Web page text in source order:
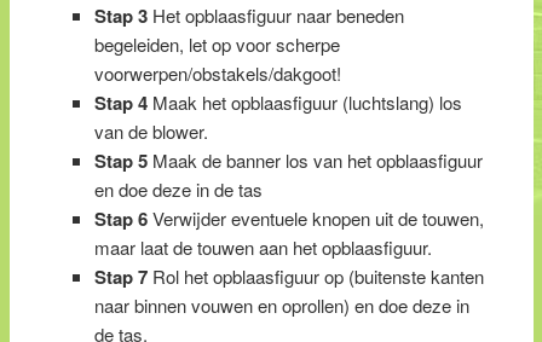
Stap 3Het opblaasfiguur naar beneden
begeleiden, let op voor scherpe
voorwerpen/obstakels/dakgoot!
Stap 4Maak het opblaasfiguur (luchtslang) los
van de blower.
Stap 5Maak de banner los van het opblaasfiguur
en doe deze in de tas
Stap 6Verwijder eventuele knopen uit de touwen,
maar laat de touwen aan het opblaasfiguur.
Stap 7Rol het opblaasfiguur op (buitenste kanten
naar binnen vouwen en oprollen) en doe deze in
de tas.